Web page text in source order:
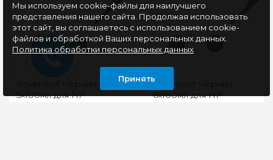
Комплект Чернил
5x100мл для HP
Комплект Чернил
6x100мл для HP
Мы используем cookie-файлы для наилучшего
представления нашего сайта. Продолжая использовать
этот сайт, вы соглашаетесь с использованием cookie-
файлов и обработкой Ваших персональных данных.
Политика обработки персональных данных
Принять